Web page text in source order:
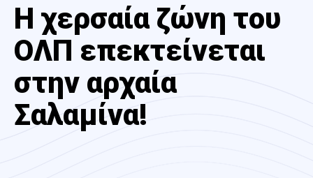
Η χερσαία ζώνη του
ΟΛΠ επεκτείνεται
στην αρχαία
Σαλαμίνα!